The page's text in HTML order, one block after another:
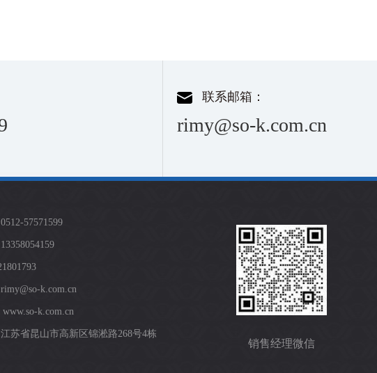
联系邮箱：
rimy@so-k.com.cn
57571599
k.com.cn
www.so-k.com.cn
苏省昆山市高新区锦淞路268号4栋
销售经理微信